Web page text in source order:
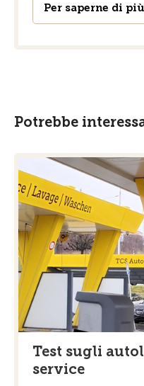
Per saperne di più
Potrebbe
Test sugli
service